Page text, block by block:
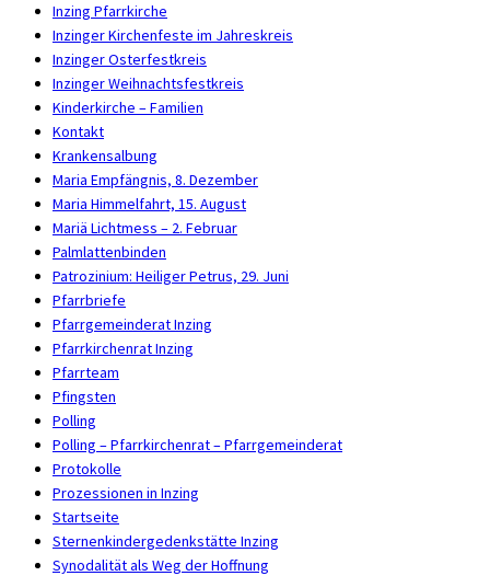
Inzing Pfarrkirche
Inzinger Kirchenfeste im Jahreskreis
Inzinger Osterfestkreis
Inzinger Weihnachtsfestkreis
Kinderkirche – Familien
Kontakt
Krankensalbung
Maria Empfängnis, 8. Dezember
Maria Himmelfahrt, 15. August
Mariä Lichtmess – 2. Februar
Palmlattenbinden
Patrozinium: Heiliger Petrus, 29. Juni
Pfarrbriefe
Pfarrgemeinderat Inzing
Pfarrkirchenrat Inzing
Pfarrteam
Pfingsten
Polling
Polling – Pfarrkirchenrat – Pfarrgemeinderat
Protokolle
Prozessionen in Inzing
Startseite
Sternenkindergedenkstätte Inzing
Synodalität als Weg der Hoffnung